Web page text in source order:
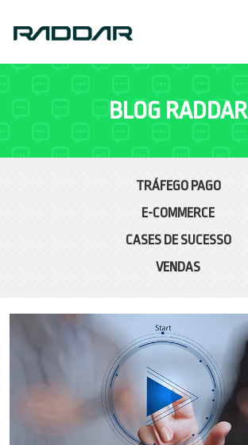
BLOG RADDAR
TRÁFEGO PAGO
E-COMMERCE
CASES DE SUCESSO
VENDAS